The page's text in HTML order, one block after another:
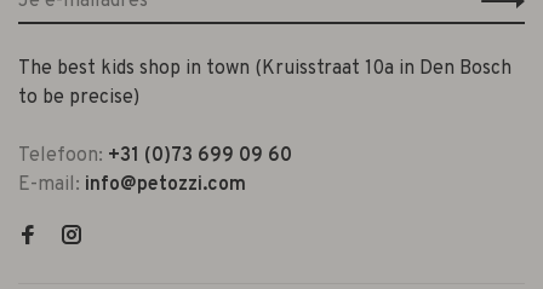
The best kids shop in town (Kruisstraat 10a in Den Bosch
to be precise)
Telefoon: +31 (0)73 699 09 60
E-mail: info@petozzi.com